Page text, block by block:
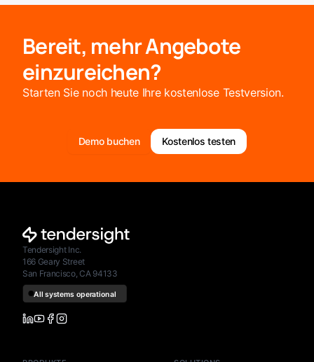
Bereit, mehr Angebote
einzureichen?
Starten Sie noch heute Ihre kostenlose Testversion.
Demo buchen Kostenlos testen
Tendersight Inc.
166 Geary Street
San Francisco, CA 94133